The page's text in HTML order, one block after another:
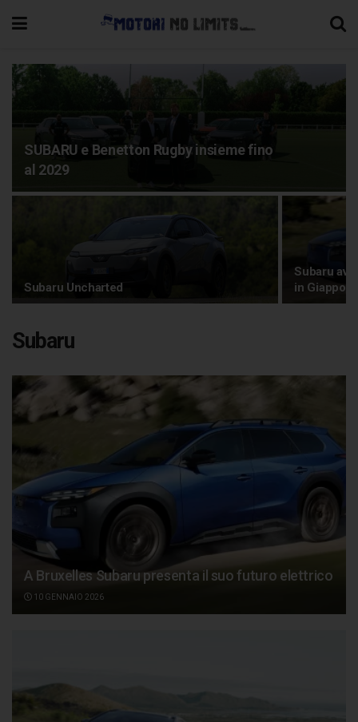
SUBARU e Benetton Rugby insieme fino
al 2029
Subaru Uncharted
Subaru
in
Subaru
A Bruxelles Subaru presenta il suo futuro elettrico
10 GENNAIO 2026